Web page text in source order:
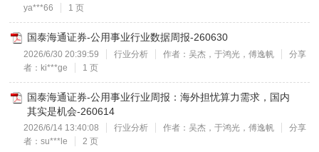
ya***66
1 页
国泰海通证券-公用事业行业数据周报-260630
2026/6/30 20:39:59 行业分析 作者：吴杰，于鸿光，傅逸帆
分享
者：ki***ge
1 页
国泰海通证券-公用事业行业周报：海外担忧算力需求，国内
其实是机会-260614
2026/6/14 13:40:08 行业分析 作者：吴杰，于鸿光，傅逸帆
分享
者：su***le
2 页